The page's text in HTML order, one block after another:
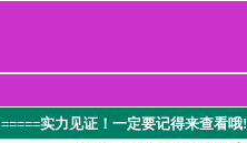
实力见证！一定要记得来查看哦!